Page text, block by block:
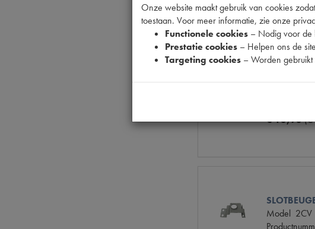
HOUDER
Model2CV
Codes
€ 13,93(€
Model 2CV
Onze website maakt gebruik van cookies
toestaan. Voor meer informatie, zie onze
Functionele cookies – Nodig voor de
Prestatie cookies – Helpen ons de
Targeting cookies – Worden